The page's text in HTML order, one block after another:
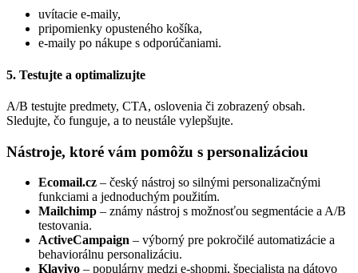
uvítacie e-maily,
pripomienky opusteného košíka,
e-maily po nákupe s odporúčaniami.
5. Testujte a optimalizujte
A/B testujte predmety, CTA, oslovenia či zobrazený obsah.
Sledujte, čo funguje, a to neustále vylepšujte.
Nástroje, ktoré vám pomôžu s personalizáciou
Ecomail.cz – český nástroj so silnými personalizačnými
funkciami a jednoduchým použitím.
Mailchimp – známy nástroj s možnosťou segmentácie a A/B
testovania.
ActiveCampaign – výborný pre pokročilé automatizácie a
behaviorálnu personalizáciu.
Klaviyo – populárny medzi e-shopmi, špecialista na dátovo